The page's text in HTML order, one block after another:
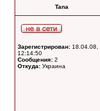
Tana
Зарегистрирован: 18.04.08,
12:14:50
Сообщения: 2
Откуда: Украина